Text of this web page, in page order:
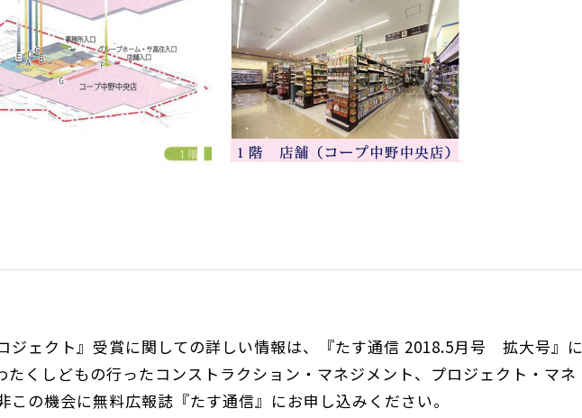
ジェクト』受賞に関しての詳しい情報は、『たす通信 2018.5月号 拡大号』に
たくしどもの行ったコンストラクション・マネジメント、プロジェクト・マネ
この機会に無料広報誌『たす通信』にお申し込みください。